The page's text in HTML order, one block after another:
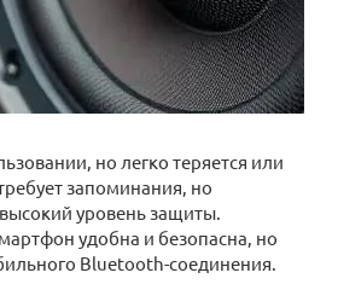
но легко теряется или
запоминания, но
уровень защиты.
удобна и безопасна, но
Bluetooth-соединения.